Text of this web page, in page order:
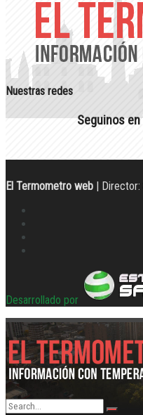
Nuestras redes
Seguinos
El Termometro web | Director:
Desarrollado por